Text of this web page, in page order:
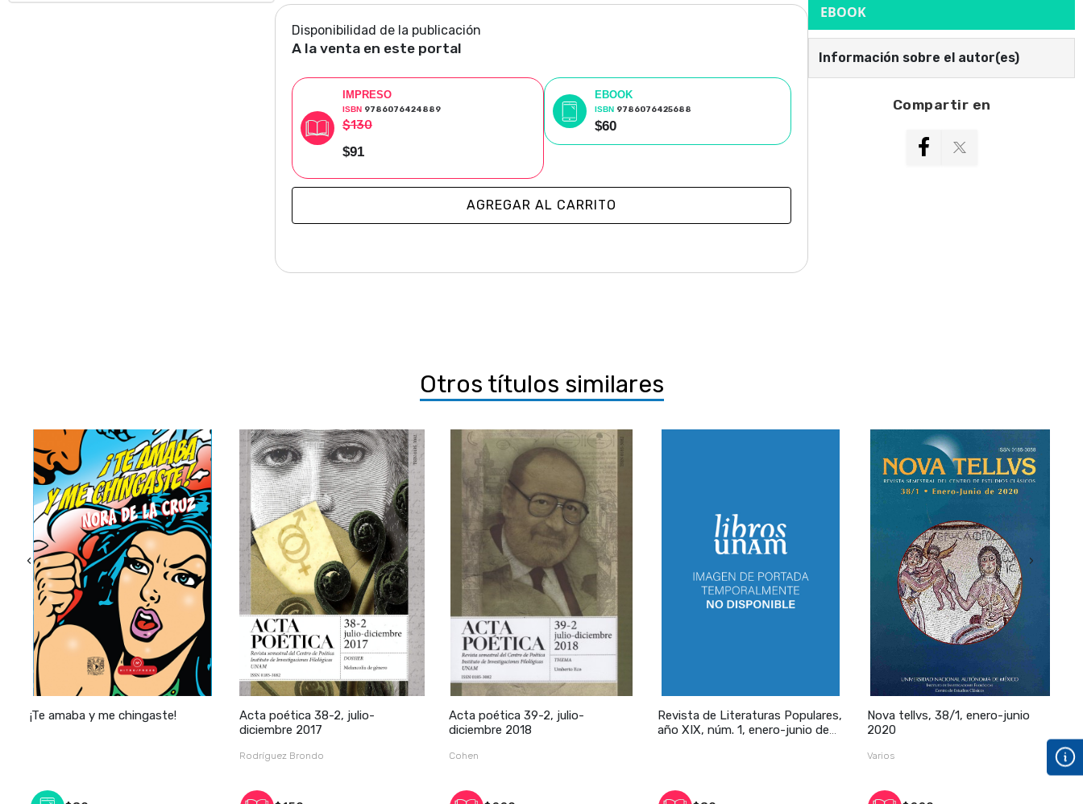
Disponibilidad de la publicación
A la venta en este portal
IMPRESO
ISBN 9786076424889
$130
$91
EBOOK
ISBN 9786076425688
$60
AGREGAR AL CARRITO
EBOOK
Información sobre el autor(es)
Compartir en
Otros títulos similares
¡Te amaba y me chingaste!
Acta poética 38-2, julio-
diciembre 2017
Rodríguez Brondo
Acta poética 39-2, julio-
diciembre 2018
Cohen
Revista de Literaturas Populares,
año XIX, núm. 1, enero-junio de
Nova tellvs, 38/1, enero-junio
2020
Varios
‹ ›